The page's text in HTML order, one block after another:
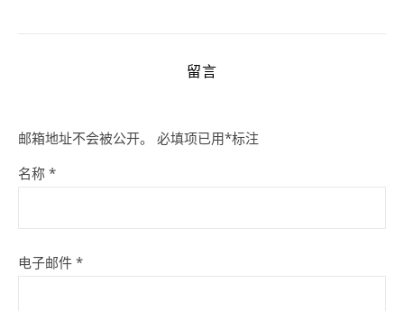
留言
邮箱地址不会被公开。 必填项已用*标注
名称 *
电子邮件 *